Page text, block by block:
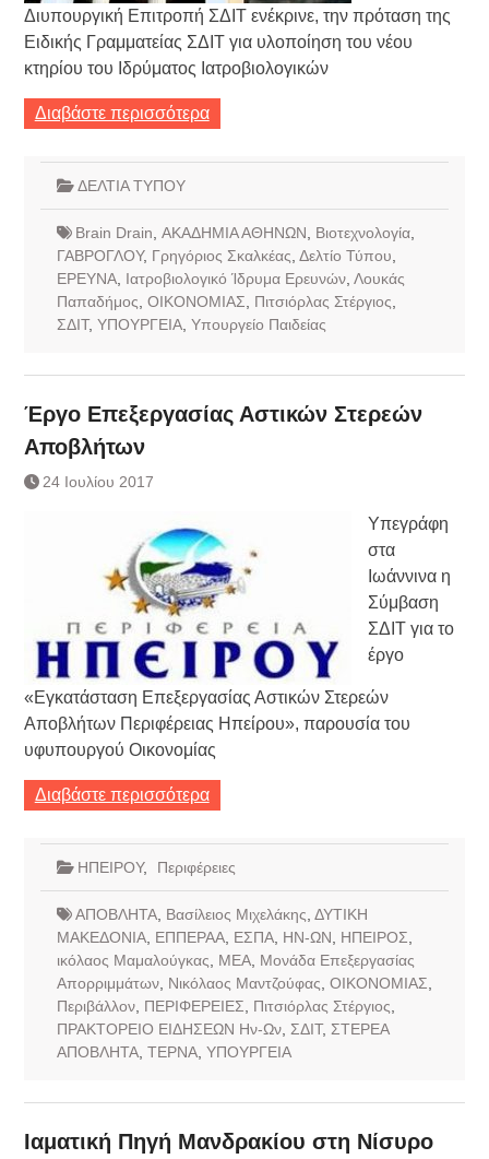
Διυπουργική Επιτροπή ΣΔΙΤ ενέκρινε, την πρόταση της
Ειδικής Γραμματείας ΣΔΙΤ για υλοποίηση του νέου
κτηρίου του Ιδρύματος Ιατροβιολογικών
Διαβάστε περισσότερα
ΔΕΛΤΙΑ ΤΥΠΟΥ
Brain Drain ΑΚΑΔΗΜΙΑ ΑΘΗΝΩΝ Βιοτεχνολογία,
ΓΑΒΡΟΓΛΟΥ, Γρηγόριος Σκαλκέας Δελτίο Τύπου
ΕΡΕΥΝΑ, Ιατροβιολογικό Ίδρυμα Ερευνών, Λουκάς
Παπαδήμος ΟΙΚΟΝΟΜΙΑΣ Πιτσιόρλας Στέργιος
ΣΔΙΤ, ΥΠΟΥΡΓΕΙΑ, Υπουργείο Παιδείας
Έργο Επεξεργασίας Αστικών Στερεών
Αποβλήτων
24 Ιουλίου 2017
Υπεγράφη
στα
Ιωάννινα η
Σύμβαση
ΣΔΙΤ για το
έργο
«Εγκατάσταση Επεξεργασίας Αστικών Στερεών
Αποβλήτων Περιφέρειας Ηπείρου», παρουσία του
υφυπουργού Οικονομίας
Διαβάστε περισσότερα
ΗΠΕΙΡΟΥ, Περιφέρειες
ΑΠΟΒΛΗΤΑ, Βασίλειος Μιχελάκης ΔΥΤΙΚΗ
ΜΑΚΕΔΟΝΙΑ, ΕΠΠΕΡΑΑ, ΕΣΠΑ, ΗΝ-ΩΝ ΗΠΕΙΡΟΣ
ικόλαος Μαμαλούγκας
ΜΕΑ, Μονάδα Επεξεργασίας
Απορριμμάτων, Νικόλαος Μαντζούφας ΟΙΚΟΝΟΜΙΑΣ
Περιβάλλον, ΠΕΡΙΦΕΡΕΙΕΣ Πιτσιόρλας Στέργιος
ΠΡΑΚΤΟΡΕΙΟ ΕΙΔΗΣΕΩΝ Ην-Ων, ΣΔΙΤ, ΣΤΕΡΕΑ
ΑΠΟΒΛΗΤΑ, ΤΕΡΝΑ, ΥΠΟΥΡΓΕΙΑ
Ιαματική Πηγή Μανδρακίου στη Νίσυρο